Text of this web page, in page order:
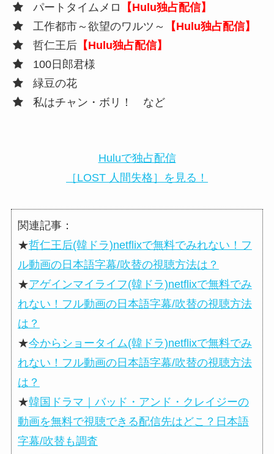
パートタイムメロ
【Hulu独占配信】
工作都市～欲望のワルツ～
【Hulu独占配信】
哲仁王后【Hulu独占配信】
100日郎君様
緑豆の花
私はチャン・ボリ！ など
Huluで独占配信
［LOST 人間失格］を見る！
関連記事：
★哲仁王后(韓ドラ)netflixで無料でみれない！フ
ル動画の日本語字幕/吹替の視聴方法は？
★アゲインマイライフ(韓ドラ)netflixで無料でみ
れない！フル動画の日本語字幕/吹替の視聴方法
は？
★今からショータイム(韓ドラ)netflixで無料でみ
れない！フル動画の日本語字幕/吹替の視聴方法
は？
★韓国ドラマ｜バッド・アンド・クレイジーの
動画を無料で視聴できる配信先はどこ？日本語
字幕/吹替も調査